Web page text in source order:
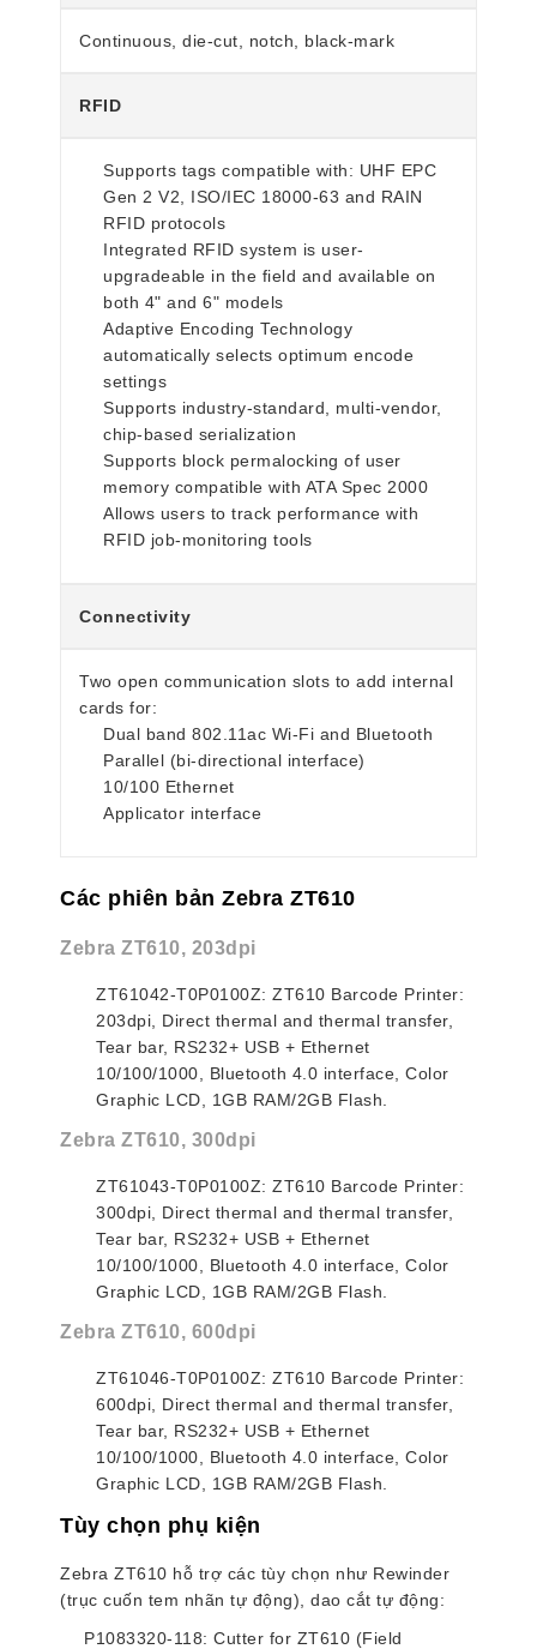
Continuous, die-cut, notch, black-mark
RFID
Supports tags compatible with: UHF EPC
Gen 2 V2, ISO/IEC 18000-63 and RAIN
RFID protocols
Integrated RFID system is user-
upgradeable in the field and available on
both 4" and 6" models
Adaptive Encoding Technology
automatically selects optimum encode
settings
Supports industry-standard, multi-vendor,
chip-based serialization
Supports block permalocking of user
memory compatible with ATA Spec 2000
Allows users to track performance with
RFID job-monitoring tools
Connectivity
Two open communication slots to add internal
cards for:
Dual band 802.11ac Wi-Fi and Bluetooth
Parallel (bi-directional interface)
10/100 Ethernet
Applicator interface
Các phiên bản Zebra ZT610
Zebra ZT610, 203dpi
ZT61042-T0P0100Z: ZT610 Barcode Printer:
203dpi, Direct thermal and thermal transfer,
Tear bar, RS232+ USB + Ethernet
10/100/1000, Bluetooth 4.0 interface, Color
Graphic LCD, 1GB RAM/2GB Flash.
Zebra ZT610, 300dpi
ZT61043-T0P0100Z: ZT610 Barcode Printer:
300dpi, Direct thermal and thermal transfer,
Tear bar, RS232+ USB + Ethernet
10/100/1000, Bluetooth 4.0 interface, Color
Graphic LCD, 1GB RAM/2GB Flash.
Zebra ZT610, 600dpi
ZT61046-T0P0100Z: ZT610 Barcode Printer:
600dpi, Direct thermal and thermal transfer,
Tear bar, RS232+ USB + Ethernet
10/100/1000, Bluetooth 4.0 interface, Color
Graphic LCD, 1GB RAM/2GB Flash.
Tùy chọn phụ kiện
Zebra ZT610 hỗ trợ các tùy chọn như Rewinder
(trục cuốn tem nhãn tự động), dao cắt tự động:
P1083320-118: Cutter for ZT610 (Field